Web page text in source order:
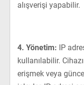
alışverişi yapabilir.
4. Yönetim: IP
kullanılabilir.
erişmek veya